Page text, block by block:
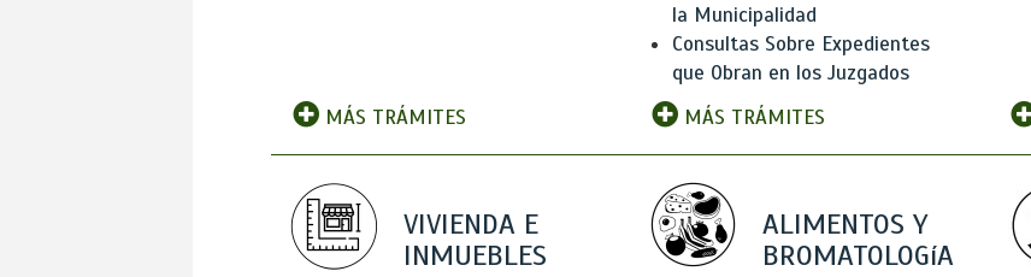
MÁS TRÁMITES
la Municipalidad
Consultas Sobre Expedientes
que Obran en los Juzgados
MÁS TRÁMITES
VIVIENDA E
INMUEBLES
ALIMENTOS Y
BROMATOLOGíA